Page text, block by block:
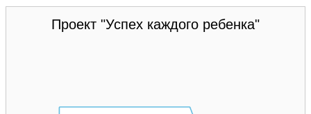
Проект "Успех каждого ребенка"